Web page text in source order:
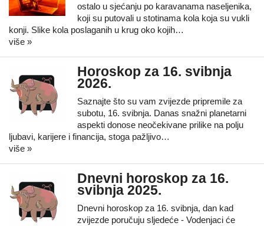
ostalo u sjećanju po karavanama naseljenika,
koji su putovali u stotinama kola koja su vukli
konji. Slike kola poslaganih u krug oko kojih…
više »
Horoskop za 16. svibnja
2026.
Saznajte što su vam zvijezde pripremile za
subotu, 16. svibnja. Danas snažni planetarni
aspekti donose neočekivane prilike na polju
ljubavi, karijere i financija, stoga pažljivo…
više »
Dnevni horoskop za 16.
svibnja 2025.
Dnevni horoskop za 16. svibnja, dan kad
zvijezde poručuju sljedeće - Vodenjaci će